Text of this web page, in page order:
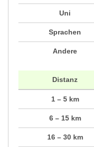
Uni
Sprachen
Andere
Distanz
1 – 5 km
6 – 15 km
16 – 30 km